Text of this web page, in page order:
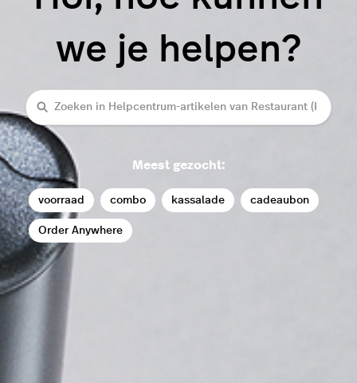
we je helpen?
Zoeken
Meest gezocht:
voorraad combo kassalade cadeaubon
Order Anywhere